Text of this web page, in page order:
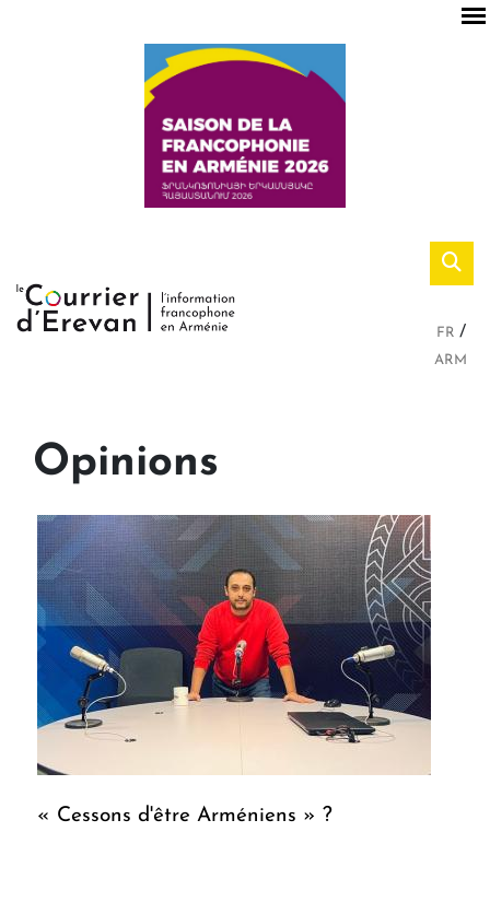
FR
ARM
Opinions
« Cessons d'être Arméniens » ?